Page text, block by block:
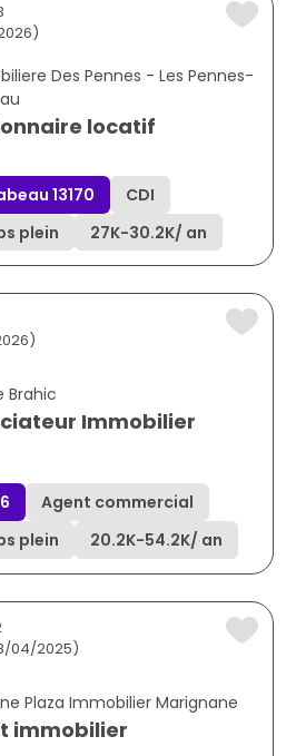
Des Pennes - Les Pennes-
locatif
13170
CDI
plein 27K-30.2K/ an
Brahic
Immobilier
Agent commercial
plein 20.2K-54.2K/ an
04/2025)
Plaza Immobilier Marignane
immobilier